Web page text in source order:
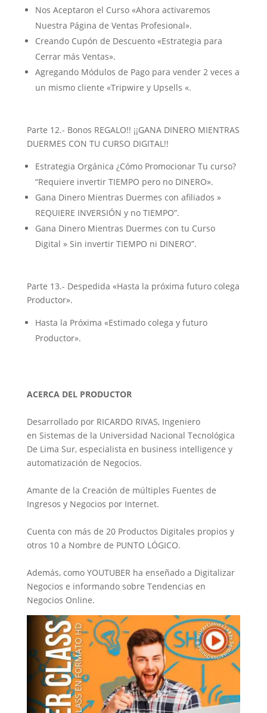
Nos Aceptaron el Curso «Ahora activaremos
Nuestra Página de Ventas Profesional».
Creando Cupón de Descuento «Estrategia para
Cerrar más Ventas».
Agregando Módulos de Pago para vender 2 veces a
un mismo cliente «Tripwire y Upsells «.
Parte 12.- Bonos REGALO!! ¡¡GANA DINERO MIENTRAS
DUERMES CON TU CURSO DIGITAL!!
Estrategia Orgánica ¿Cómo Promocionar Tu curso?
“Requiere invertir TIEMPO pero no DINERO».
Gana Dinero Mientras Duermes con afiliados »
REQUIERE INVERSIÓN y no TIEMPO”.
Gana Dinero Mientras Duermes con tu Curso
Digital » Sin invertir TIEMPO ni DINERO”.
Parte 13.- Despedida «Hasta la próxima futuro colega
Productor».
Hasta la Próxima «Estimado colega y futuro
Productor».
ACERCA DEL PRODUCTOR
Desarrollado por RICARDO RIVAS, Ingeniero
en Sistemas de la Universidad Nacional Tecnológica
De Lima Sur, especialista en business intelligence y
automatización de Negocios.
Amante de la Creación de múltiples Fuentes de
Ingresos y Negocios por Internet.
Cuenta con más de 20 Productos Digitales propios y
otros 10 a Nombre de PUNTO LÓGICO.
Además, como YOUTUBER ha enseñado a Digitalizar
Negocios e informando sobre Tendencias en
Negocios Online.